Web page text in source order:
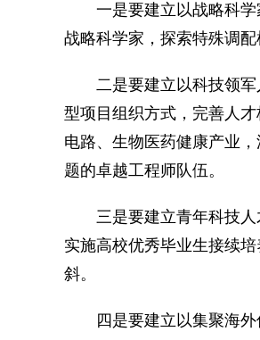
一是要建立以战略科学
战略科学家，探索特殊调配
二是要建立以科技领军
型项目组织方式，完善人
电路、生物医药健康产业
题的卓越工程师队伍。
三是要建立青年科技人
实施高校优秀毕业生接续
斜。
四是要建立以集聚海外